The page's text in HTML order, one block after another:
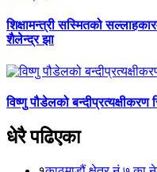
शिक्षामन्त्री सस्मितको
शैलेन्द्र झा
विष्णु पौडेलको
धेरै पढिएका